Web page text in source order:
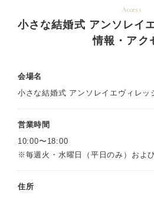
Access
小さな結婚式 アンソレイ
情報・アク
会場名
小さな結婚式 アンソレイエヴィレッ
営業時間
10:00〜18:00
※毎週火・水曜日（平日のみ）およ
住所